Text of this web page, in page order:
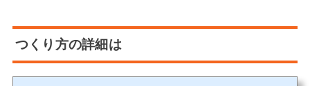
つくり方の詳細は